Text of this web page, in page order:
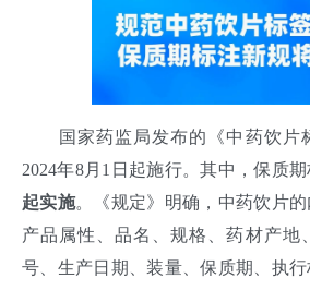
国家药监局发布的《中药饮片
2024年8月1日起施行。其中，保质
起实施。《规定》明确，中药饮片
产品属性、品名、规格、药材产地
号、生产日期、装量、保质期、执行